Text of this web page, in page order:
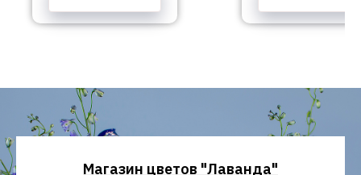
Магазин цветов "Лаванда"